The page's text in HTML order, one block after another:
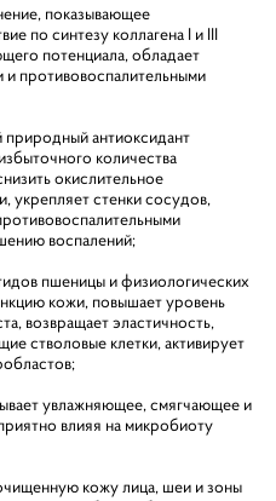
показывающее
по синтезу коллагена I и III
потенциала, обладает
противовоспалительными
антиоксидант
количества
окислительное
укрепляет стенки сосудов,
воспалений;
пшеницы и физиологических
кожи, повышает уровень
возвращает эластичность,
стволовые клетки, активирует
увлажняющее, смягчающее и
влияя на микробиоту
кожу лица, шеи и зоны